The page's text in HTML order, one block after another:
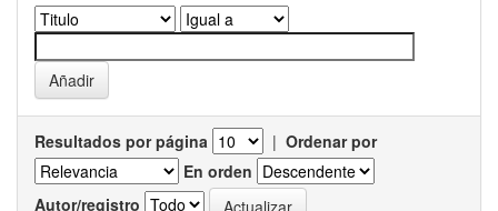
Resultados por página | Ordenar por
En orden
Autor/registro